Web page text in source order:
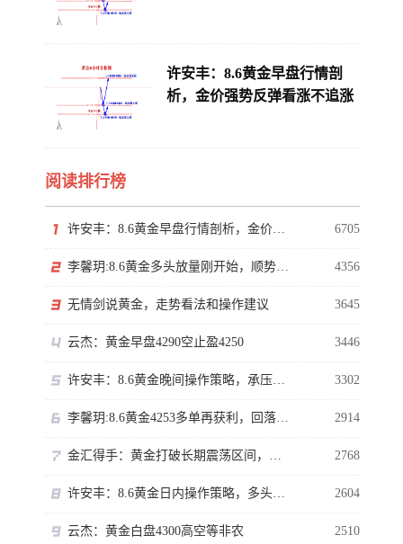
许安丰：8.6黄金早盘行情剖
析，金价强势反弹看涨不追涨
阅读排行榜
许安丰：8.6黄金早盘行情剖析，金价强势反弹看涨不追涨 6705
李馨玥:8.6黄金多头放量刚开始，顺势看涨勿猜顶！ 4356
无情剑说黄金，走势看法和操作建议 3645
云杰：黄金早盘4290空止盈4250 3446
许安丰：8.6黄金晚间操作策略，承压可以短空一下！ 3302
李馨玥:8.6黄金4253多单再获利，回落就是做多机会！ 2914
金汇得手：黄金打破长期震荡区间，多头行情正式拉开序幕 2768
许安丰：8.6黄金日内操作策略，多头趾高气扬但藏凶险 2604
云杰：黄金白盘4300高空等非农 2510